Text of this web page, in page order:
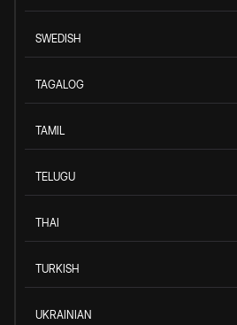
SWEDISH
TAGALOG
TAMIL
TELUGU
THAI
TURKISH
UKRAINIAN